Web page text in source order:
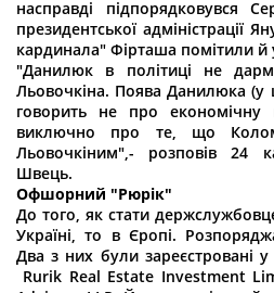
насправді підпорядковувся
президентської адміністрації
кардинала" Фірташа помітили й
"Данилюк в політиці не
Льовочкіна. Поява Данилюка (у
говорить не про економічну
виключно про те, що
Льовочкіним",- розповів 24
Швець.
Офшорний "Рюрік"
До того, як стати
Україні, то в Єропі.
Два з них були зареєстровані
Rurik Real Estate Investment